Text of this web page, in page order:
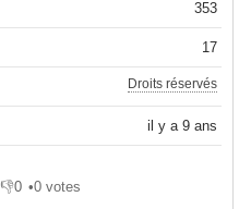
353
17
Droits réservés
il y a 9 ans
👎0
Je n'aime pas
•0 votes